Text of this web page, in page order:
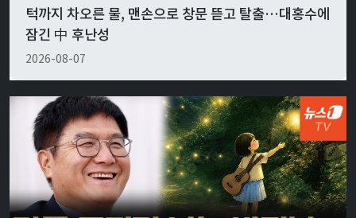
턱까지 차오른 물, 맨손으로 창문 뜯고 탈출…대홍수에
잠긴 中 후난성
2026-08-07